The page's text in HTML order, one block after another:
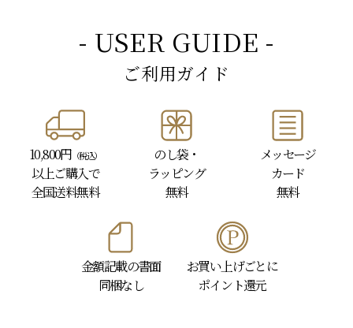
- USER GUIDE -
ご利用ガイド
10,800円 （税込）
以上ご購入で
全国送料無料
のし袋・
ラッピング
無料
メッセージ
カード
無料
金額記載の書面
同梱なし
お買い上げごとに
ポイント還元